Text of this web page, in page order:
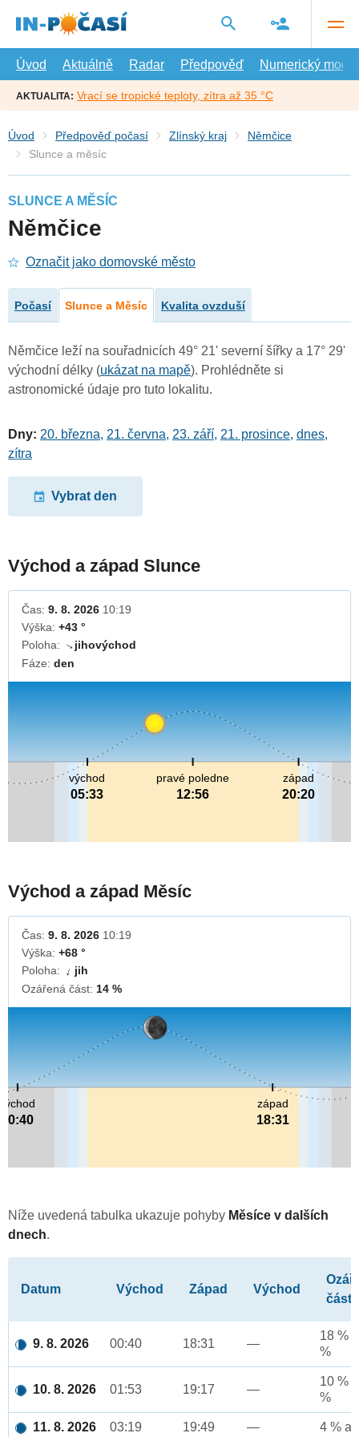
hlavní
Úvod
Aktuálně Radar Předpověď Numerický model
AKTUALITA: Vrací se tropické teploty, zítra až 35 °C
Úvod Předpověď počasí Zlínský kraj
Němčice
Slunce a měsíc
SLUNCE A MĚSÍC
Němčice
Označit jako domovské město
Počasí Slunce a Měsíc Kvalita ovzduší
Němčice leží na souřadnicích 49° 21' severní šířky a 17° 29'
východní délky (ukázat na mapě). Prohlédněte si
astronomické údaje pro tuto lokalitu.
Dny: 20. března, 21. června, 23. září, 21. prosince, dnes,
zítra
Vybrat den
Východ a západ Slunce
Čas: 9. 8. 2026 10:19
Výška: +43 °
Poloha:
↓jihovýchod
Fáze: den
pravé poledne
12:56
východ
05:33
západ
20:20
Východ a západ Měsíc
Čas: 9. 8. 2026 10:19
Výška: +68 °
Poloha: ↓ jih
Ozářená část: 14 %
východ
00:40
západ
18:31
Níže uvedená tabulka ukazuje pohyby Měsíce v dalších
dnech.
Datum Východ Západ Východ
část
9. 8. 2026 00:40 18:31 —
18 %
%
10. 8. 2026 01:53 19:17 —
10 %
%
11. 8. 2026 03:19 19:49 — 4 %